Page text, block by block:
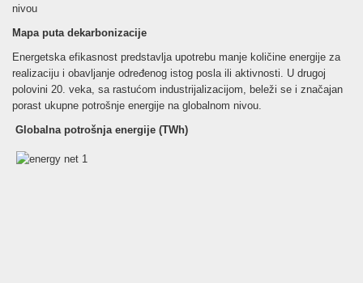
nivou
Mapa puta dekarbonizacije
Energetska efikasnost predstavlja upotrebu manje količine energije za
realizaciju i obavljanje određenog istog posla ili aktivnosti. U drugoj
polovini 20. veka, sa rastućom industrijalizacijom, beleži se i značajan
porast ukupne potrošnje energije na globalnom nivou.
Globalna potrošnja energije (TWh)